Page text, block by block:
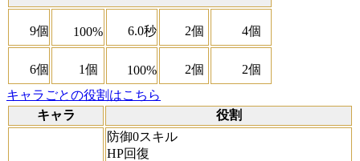
9個 100% 6.0秒 2個 4個
6個 1個 100% 2個
2個
キャラごとの役割はこちら
キャラ
役割
防御0スキル
HP回復